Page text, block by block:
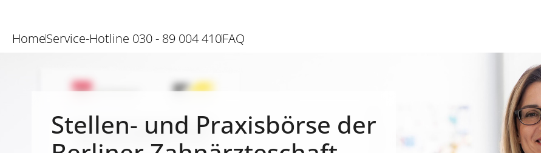
HomeService-Hotline 030 - 89 004 410FAQ
Stellen- und Praxisbörse der